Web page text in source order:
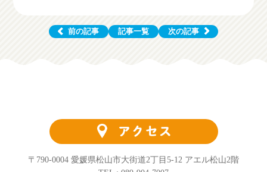
前の記事 記事一覧 次の記事
〒790-0004 愛媛県松山市大街道2丁目5-12 アエル松山2階